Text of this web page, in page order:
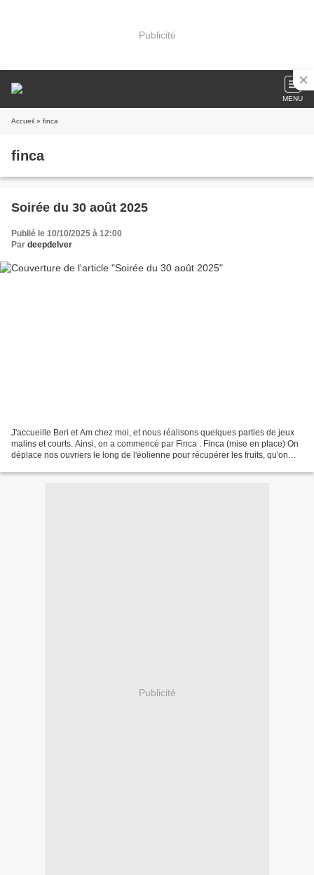
Publicité
MENU
Accueil » finca
finca
Soirée du 30 août 2025
Publié le 10/10/2025 à 12:00
Par deepdelver
J'accueille Beri et Am chez moi, et nous réalisons quelques parties de jeux
malins et courts. Ainsi, on a commencé par Finca . Finca (mise en place) On
déplace nos ouvriers le long de l'éolienne pour récupérer les fruits, qu'on
Publicité